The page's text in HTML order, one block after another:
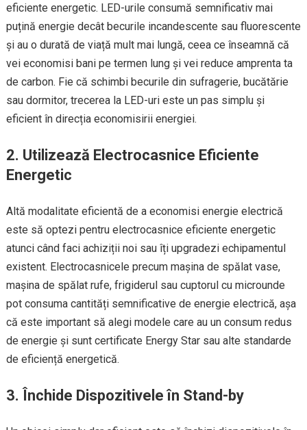
eficiente energetic. LED-urile consumă semnificativ mai
puțină energie decât becurile incandescente sau fluorescente
și au o durată de viață mult mai lungă, ceea ce înseamnă că
vei economisi bani pe termen lung și vei reduce amprenta ta
de carbon. Fie că schimbi becurile din sufragerie, bucătărie
sau dormitor, trecerea la LED-uri este un pas simplu și
eficient în direcția economisirii energiei.
2. Utilizează Electrocasnice Eficiente
Energetic
Altă modalitate eficientă de a economisi energie electrică
este să optezi pentru electrocasnice eficiente energetic
atunci când faci achiziții noi sau îți upgradezi echipamentul
existent. Electrocasnicele precum mașina de spălat vase,
mașina de spălat rufe, frigiderul sau cuptorul cu microunde
pot consuma cantități semnificative de energie electrică, așa
că este important să alegi modele care au un consum redus
de energie și sunt certificate Energy Star sau alte standarde
de eficiență energetică.
3. Închide Dispozitivele în Stand-by